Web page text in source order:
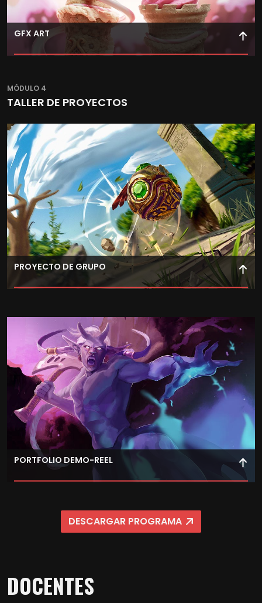
GFX ART
de GFX Art, integrándolos en proyectos con Nuke como
MÓDULO 4
TALLER DE PROYECTOS
PROYECTO DE GRUPO
o VFX, colaborando con distintos equipos como en la
PORTFOLIO DEMO-REEL
supervisados, desarrolla un proyecto libre de alta calidad
visual y artística que te servirá como demo reel para
un trabajo de calidad.
DESCARGAR PROGRAMA
DOCENTES